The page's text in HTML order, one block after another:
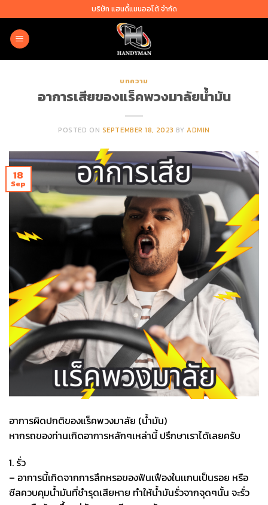
to
content
บริษัท แฮนดี้แมนออโต้ จำกัด
บทความ
อาการเสียของแร็คพวงมาลัยน้ำมัน
POSTED ON SEPTEMBER 18, 2023 BYADMIN
18
Sep
อาการผิดปกติของแร็คพวงมาลัย (น้ำมัน)
หากรถของท่านเกิดอาการหลักๆเหล่านี้ ปรึกษาเราได้เลยครับ
1. รั่ว
– อาการนี้เกิดจากการสึกหรอของฟันเฟืองในเเกนเป็นรอย หรือ
ซีลควบคุมน้ำมันที่ชำรุดเสียหาย ทำให้น้ำมันรั่วจากจุดๆนั้น จะรั่ว